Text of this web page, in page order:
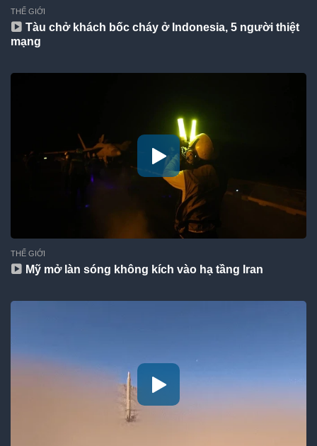
THẾ GIỚI
Tàu chở khách bốc cháy ở Indonesia, 5 người thiệt
mạng
THẾ GIỚI
Mỹ mở làn sóng không kích vào hạ tầng Iran